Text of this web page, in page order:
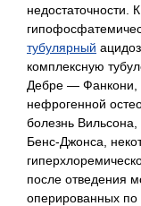
недостаточности.
тубулярный
комплексную
Дебре — Фанкони,
нефрогенной
болезнь
Бенс-Джонса,
после отведения
оперированных по